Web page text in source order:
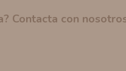
Contacta con